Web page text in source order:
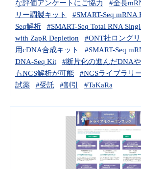
な評価アンケートにご協力
#全長
リー調製キット
#SMART-Seq mRNA
Seq解析
#SMART-Seq Total RNA
with ZapR Depletion
#ONT社ロング
用cDNA合成キット
#SMART-Seq
DNA-Seq Kit
#断片化の進んだDNA
もNGS解析が可能
#NGSライブラリ
試薬
#受託 #割引 #TaKaRa